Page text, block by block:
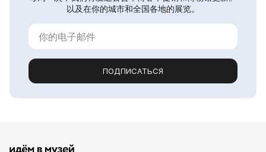
以及在你的城市和全国各地的展览。
ПОДПИСАТЬСЯ